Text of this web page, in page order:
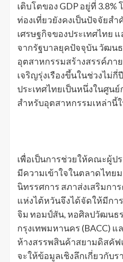
เติบโตของ GDP อยู่ที่
ท่องเที่ยวยังคงเป็นปัจจัยส
เศรษฐกิจของประเทศไทย
จากรัฐบาลยุคปัจจุบัน วัฒน
อุตสาหกรรมสร้างสรรค์ภา
เจริญรุ่งเรืองขึ้นในช่วงไม่
ประเทศไทยเป็นหนึ่งในศูน
สำหรับอุตสาหกรรมเหล่านี้ใ
เพื่อเป็นการช่วยให้คณะผู้ป
มีความเข้าใจในตลาดไทย
นิทรรศการ สภาส่งเสริมกา
แห่งไต้หวันจึงได้จัดให้มีก
จิม ทอมป์สัน, หอศิลปวัฒนธ
กรุงเทพมหานคร (BACC) แ
ห้างสรรพสินค้าสยามดิสคัฟ
จะให้ข้อมูลเชิงลึกเกี่ยวกับ